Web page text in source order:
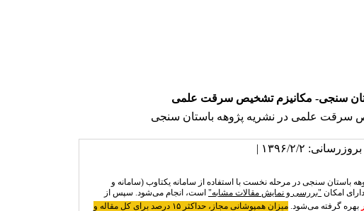
سنجی- ﻣﮑﺎﻧﯿﺰم ﺗﺸﺨﯿﺺ ﺳﺮﻗﺖ ﻋﻠﻤﯽ
ﺳﺮﻗﺖ ﻋﻠﻤﯽ در ﻧﺸﺮیه پژوهه باستان سنجی
۱۳۹۶/۲/۲ |
سنجی در مرحله نخست با استفاده از سامانه یکتاوب (سامانه و
امکان "بررسی و نمایش مقالات مشابه" است، انجام می‌شود. سپس از
بهره گرفته می‌شود.
میزان همپوشانی مجاز، حداکثر ۱۵ درصد برای کل مقاله و